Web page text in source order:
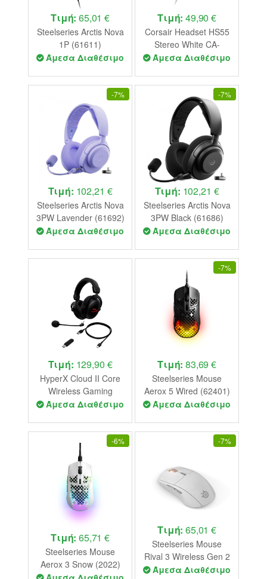
Τιμή:65,01 €
Steelseries Arctis Nova
1P (61611)
Άμεσα Διαθέσιμο
Τιμή:49,90 €
Corsair Headset HS55
Stereo White CA-
9011261-EU
Άμεσα Διαθέσιμο
-7%
Τιμή: 102,21 €
Steelseries Arctis Nova
3PW Lavender (61692)
Άμεσα Διαθέσιμο
-7%
Τιμή: 102,21 €
Steelseries Arctis Nova
3PW Black (61686)
Άμεσα Διαθέσιμο
Τιμή: 129,90 €
HyperX Cloud II Core
Wireless Gaming
Headset P.N 6Y2G8AA
Άμεσα Διαθέσιμο
-7%
Τιμή:83,69 €
Steelseries Mouse
Aerox 5 Wired (62401)
Άμεσα Διαθέσιμο
-6%
Τιμή:65,71 €
Steelseries Mouse
Aerox 3 Snow (2022)
(62603)
-7%
Τιμή:65,01 €
Steelseries Mouse
Rival 3 Wireless Gen 2
- White (62524)
Άμεσα Διαθέσιμο